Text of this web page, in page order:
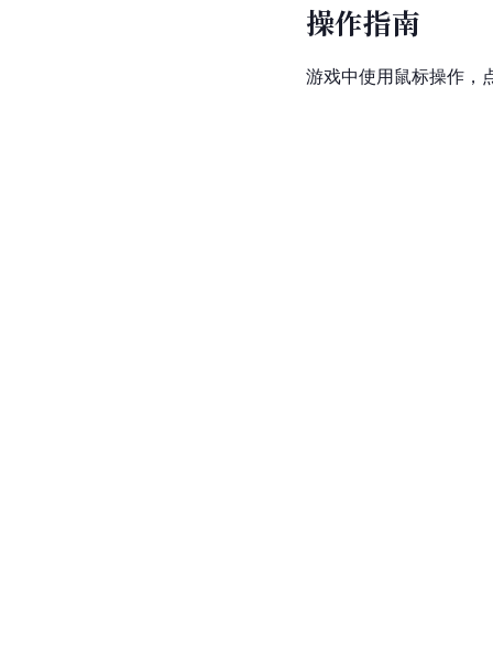
操作指南
游戏中使用鼠标操作，